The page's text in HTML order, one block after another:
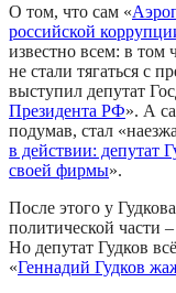
О том, что сам «
российской
известно всем: в том
не стали тягаться с
выступил депутат
Президента РФ». А
подумав, стал
в действии: депутат
своей фирмы».
После этого у
политической части –
Но депутат Гудков
«Геннадий Гудков